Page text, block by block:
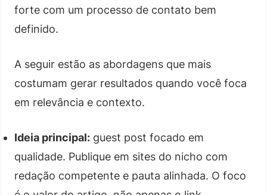
forte com um processo de contato bem
definido.
A seguir estão as abordagens que mais
costumam gerar resultados quando você foca
em relevância e contexto.
Ideia principal: guest post focado em
qualidade. Publique em sites do nicho com
redação competente e pauta alinhada. O foco